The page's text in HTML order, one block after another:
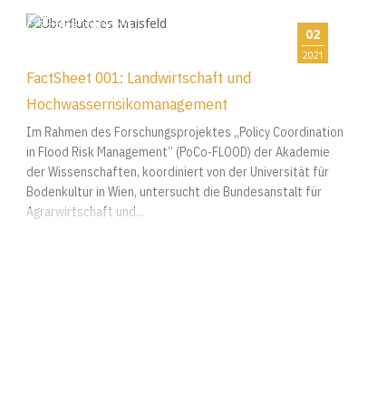
02
2021
FactSheet 001: Landwirtschaft und
Hochwasserrisikomanagement
Im Rahmen des Forschungsprojektes „Policy Coordination
in Flood Risk Management” (PoCo-FLOOD) der Akademie
der Wissenschaften, koordiniert von der Universität für
Bodenkultur in Wien, untersucht die Bundesanstalt für
Agrarwirtschaft und...